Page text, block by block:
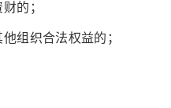
的；
组织合法权益的；